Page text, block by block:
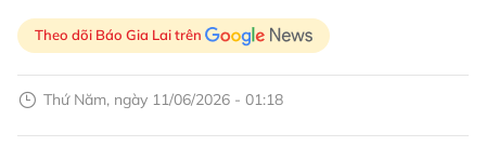
Theo dõi Báo Gia Lai trên
Thứ Năm, ngày 11/06/2026 - 01:18